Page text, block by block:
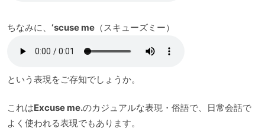
ちなみに、 ‘scuse me（スキューズミー）
という表現をご存知でしょうか。
これはExcuse me.のカジュアルな表現・俗語で、日常会話で
よく使われる表現でもあります。